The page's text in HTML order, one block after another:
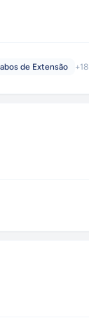
de Extensão +18